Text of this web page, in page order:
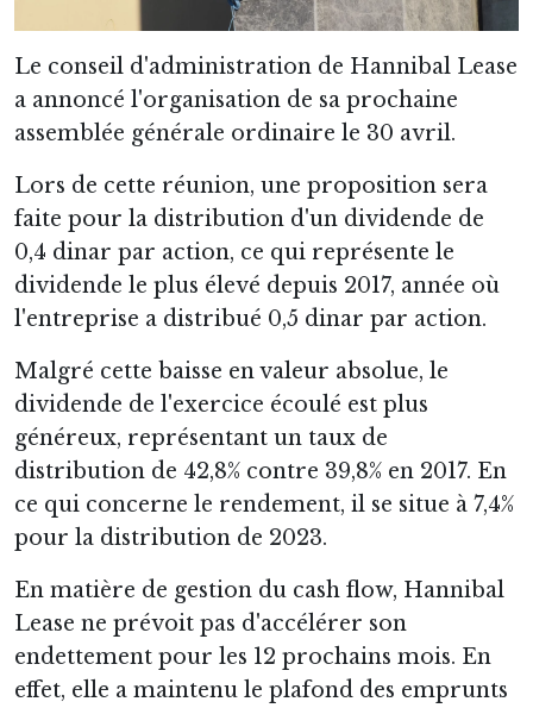
Le conseil d'administration de Hannibal Lease
a annoncé l'organisation de sa prochaine
assemblée générale ordinaire le 30 avril.
Lors de cette réunion, une proposition sera
faite pour la distribution d'un dividende de
0,4 dinar par action, ce qui représente le
dividende le plus élevé depuis 2017, année où
l'entreprise a distribué 0,5 dinar par action.
Malgré cette baisse en valeur absolue, le
dividende de l'exercice écoulé est plus
généreux, représentant un taux de
distribution de 42,8% contre 39,8% en 2017. En
ce qui concerne le rendement, il se situe à 7,4%
pour la distribution de 2023.
En matière de gestion du cash flow, Hannibal
Lease ne prévoit pas d'accélérer son
endettement pour les 12 prochains mois. En
effet, elle a maintenu le plafond des emprunts